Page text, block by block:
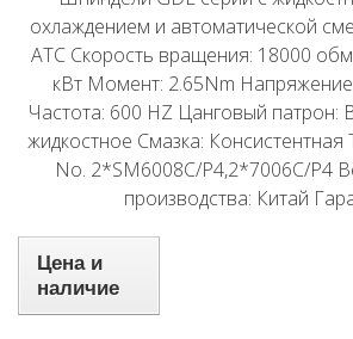
охлаждением и автоматической
ATC Скорость вращения: 18000
кВт Момент: 2.65Nm
Частота: 600 HZ Цанговый патрон:
жидкостное Смазка:
No. 2*SM6008C/P4,2*7006C/P4
производства: Китай
Цена и
наличие